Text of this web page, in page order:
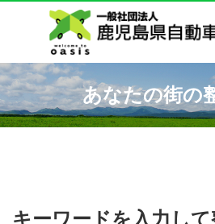
あなたの街の
キーワードを入力し